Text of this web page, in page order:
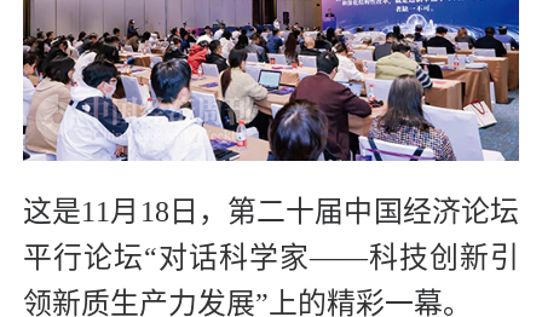
这是11月18日，第二十届中国经济论坛
平行论坛“对话科学家——科技创新引
领新质生产力发展”上的精彩一幕。